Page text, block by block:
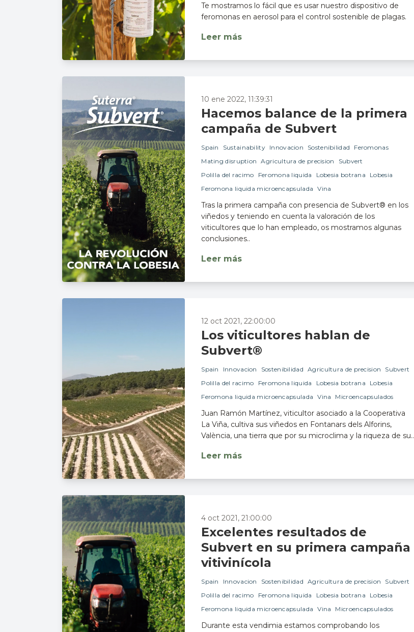
Te mostramos lo fácil que es usar nuestro dispositivo de
feromonas en aerosol para el control sostenible de plagas.
Leer más
10 ene 2022, 11:39:31
Hacemos balance de la primera
campaña de Subvert
Spain Sustainability Innovacion Sostenibilidad
Feromonas
Mating disruption
Agricultura de precision
Subvert
Polilla del racimo
Feromona liquida Lobesia botrana
Lobesia
Feromona liquida microencapsulada
Vina
Tras la primera campaña con presencia de Subvert® en los
viñedos y teniendo en cuenta la valoración de los
viticultores que lo han empleado, os mostramos algunas
conclusiones..
Leer más
12 oct 2021, 22:00:00
Los viticultores hablan de
Subvert®
Spain Innovacion Sostenibilidad Agricultura de precision
Subvert
Polilla del racimo
Feromona liquida Lobesia botrana
Lobesia
Feromona liquida microencapsulada
Vina Microencapsulados
Juan Ramón Martínez, viticultor asociado a la Cooperativa
La Viña, cultiva sus viñedos en Fontanars dels Alforins,
València, una tierra que por su microclima y la riqueza de su..
Leer más
4 oct 2021, 21:00:00
Excelentes resultados de
Subvert en su primera campaña
vitivinícola
Spain Innovacion Sostenibilidad Agricultura de precision
Subvert
Polilla del racimo
Feromona liquida Lobesia botrana
Lobesia
Feromona liquida microencapsulada
Vina Microencapsulados
Durante esta vendimia estamos comprobando los